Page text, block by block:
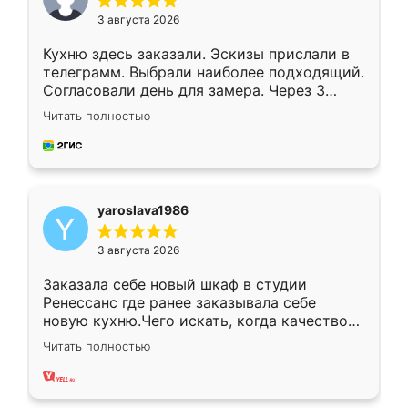
3 августа 2026
Кухню здесь заказали. Эскизы прислали в
телеграмм. Выбрали наиболее подходящий.
Согласовали день для замера. Через 3
недели кухня была уже готова. Остались
довольны работой. Спасибо Ренессанс
мебель за качественную работу!
Читать полностью
yaroslava1986
3 августа 2026
Заказала себе новый шкаф в студии
Ренессанс где ранее заказывала себе
новую кухню.Чего искать, когда качеством
вполне довольна. Служит кухня уже почти
два года, нареканий нет.
Читать полностью